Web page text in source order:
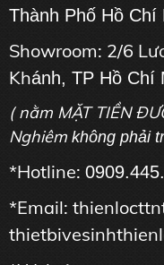
Thành Phố Hồ Chí
Showroom: 2/6
Khánh, TP Hồ Chí
( nằm MẶT TIỀN
Nghiêm không phải
*Hotline:
*Email: